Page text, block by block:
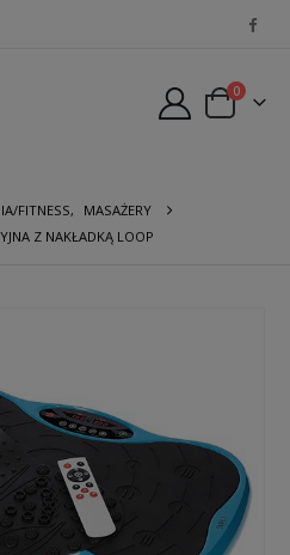
0
FITNESS,
MASAŻERY
Z NAKŁADKĄ LOOP